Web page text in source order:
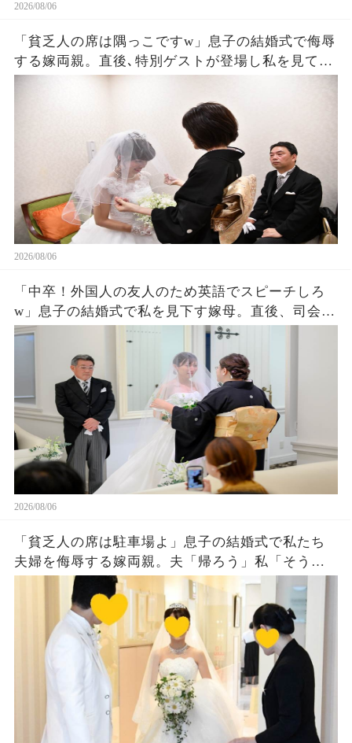
2026/08/06
「貧乏人の席は隅っこですw」息子の結婚式で侮辱
する嫁両親。直後､特別ゲストが登場し私を見て
「社長！お元気そうで」嫁両親「え？」180度立場
2026/08/06
「中卒！外国人の友人のため英語でスピーチしろ
w」息子の結婚式で私を見下す嫁母。直後、司会が
私を名前を呼ぶと外国人「久しぶりダネ、社
長！」嫁母「え？」→壇上で完璧な英語を私がペ
ラペラ話した結果
2026/08/06
「貧乏人の席は駐車場よ」息子の結婚式で私たち
夫婦を侮辱する嫁両親。夫「帰ろう」私「そう
ね…」翌日、ある衝撃の事実を知った嫁両親から
大量着信が…w